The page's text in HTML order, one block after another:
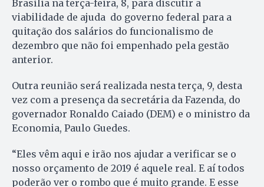
Brasília na terça-feira, 8, para discutir a
viabilidade de ajuda do governo federal para a
quitação dos salários do funcionalismo de
dezembro que não foi empenhado pela gestão
anterior.
Outra reunião será realizada nesta terça, 9, desta
vez com a presença da secretária da Fazenda, do
governador Ronaldo Caiado (DEM) e o ministro da
Economia, Paulo Guedes.
“Eles vêm aqui e irão nos ajudar a verificar se o
nosso orçamento de 2019 é aquele real. E aí todos
poderão ver o rombo que é muito grande. E esse